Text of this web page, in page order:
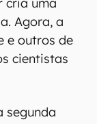
Agora, a
e outros de
cientistas
segunda